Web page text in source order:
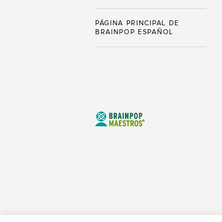
PÁGINA PRINCIPAL DE
BRAINPOP ESPAÑOL